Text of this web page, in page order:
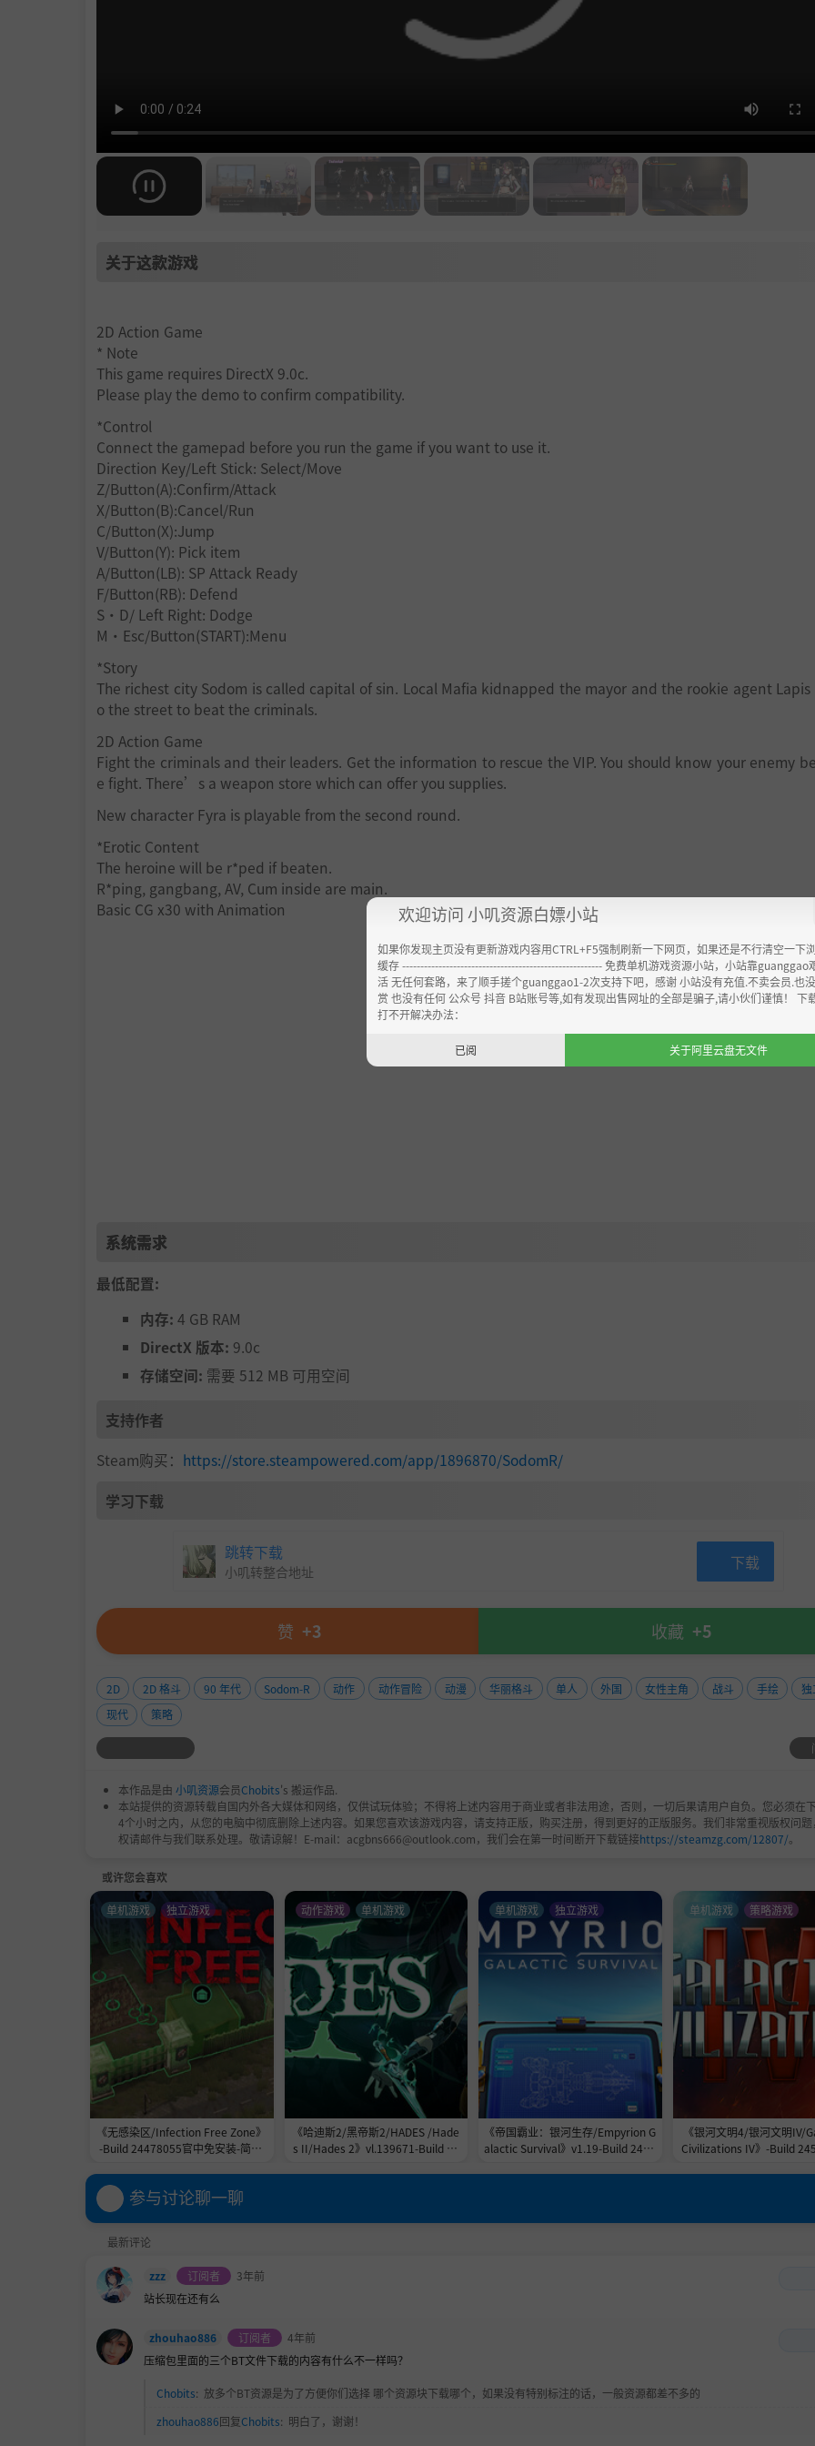
关于这款游戏
2D Action Game
* Note
This game requires DirectX 9.0c.
Please play the demo to confirm compatibility.
*Control
Connect the gamepad before you run the game if you want to use it.
Direction Key/Left Stick: Select/Move
Z/Button(A):Confirm/Attack
X/Button(B):Cancel/Run
C/Button(X):Jump
V/Button(Y): Pick item
A/Button(LB): SP Attack Ready
F/Button(RB): Defend
S・D/ Left Right: Dodge
M・Esc/Button(START):Menu
*Story
The richest city Sodom is called capital of sin. Local Mafia kidnapped the mayor and the rookie agent Lapis
o the street to beat the criminals.
2D Action Game
Fight the criminals and their leaders. Get the information to rescue the VIP. You should know your enemy
e fight. There’s a weapon store which can offer you supplies.
New character Fyra is playable from the second round.
*Erotic Content
The heroine will be r*ped if beaten.
R*ping, gangbang, AV, Cum inside are main.
Basic CG x30 with Animation
系统需求
最低配置:
内存: 4 GB RAM
DirectX 版本: 9.0c
存储空间: 需要 512 MB 可用空间
支持作者
Steam购买： https://store.steampowered.com/app/1896870/SodomR/
学习下载
跳转下载
小叽转整合地址 下载
赞 +3 收藏 +5
2D 2D 格斗 90 年代 Sodom-R 动作 动作冒险 动漫 华丽格斗 单人 外国 女性主角 战斗 手绘
独
现代
策略
本作品是由 小叽资源会员Chobits's 搬运作品.
本站提供的资源转载自国内外各大媒体和网络，仅供试玩体验；不得将上述内容用于商业或者非法用途，否则，一切后果请用户自负。您必须在
4个小时之内，从您的电脑中彻底删除上述内容。如果您喜欢该游戏内容，请支持正版，购买注册，得到更好的正版服务。我们非常重视版权问题
权请邮件与我们联系处理。敬请谅解！E-mail：acgbns666@outlook.com，我们会在第一时间断开下载链接https://steamzg.com/12807/。
或许您会喜欢
《无感染区/Infection Free Zone》
-Build 24478055官中免安装-简中|
单机游戏 独立游戏
《哈迪斯2/黑帝斯2/HADES /Hade
s II/Hades 2》vl.139671-Build 24
动作游戏 单机游戏
《帝国霸业：银河生存/Empyrion G
alactic Survival》v1.19-Build 2453
单机游戏 独立游戏
《银河文明4/银河文明IV/
Civilizations IV》-Build
单机游戏 策略游戏
参与讨论聊一聊
最新评论
zzz 订阅者 3年前
站长现在还有么
zhouhao886 订阅者 4年前
压缩包里面的三个BT文件下载的内容有什么不一样吗？
Chobits: 放多个BT资源是为了方便你们选择 哪个资源块下载哪个，如果没有特别标注的话，一般资源都差不多的
zhouhao886回复Chobits: 明白了，谢谢！
欢迎访问 小叽资源白嫖小站
如果你发现主页没有更新游戏内容用CTRL+F5强制刷新一下网页，如果还是不行清空一下
缓存 ------------------------------------------------------- 免费单机游戏资源小站，小站靠guanggao
活 无任何套路，来了顺手搓个guanggao1-2次支持下吧，感谢 小站没有充值.不卖会员.也
赏 也没有任何 公众号 抖音 B站账号等,如有发现出售网址的全部是骗子,请小伙们谨慎！ 下
打不开解决办法：
已阅 关于阿里云盘无文件